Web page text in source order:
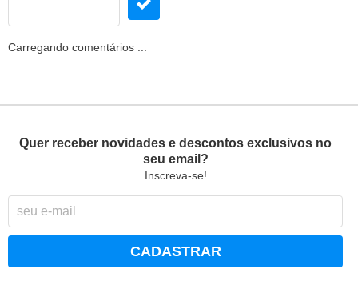
Carregando comentários ...
Quer receber novidades e descontos exclusivos no
seu email?
Inscreva-se!
CADASTRAR